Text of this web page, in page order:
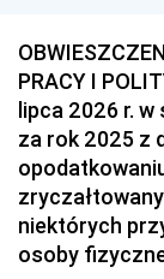
PRACY I
lipca 2026 r.
za rok 2025 z
niektórych
osoby